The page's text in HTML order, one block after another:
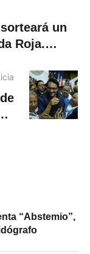
un
Roja.
“Abstemio”,